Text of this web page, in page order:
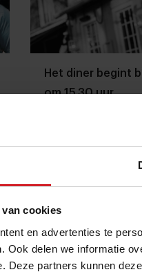
cookies
en advertenties te
Ook delen we informatie
Deze partners kunnen
Het diner begint
om 15.30 uur